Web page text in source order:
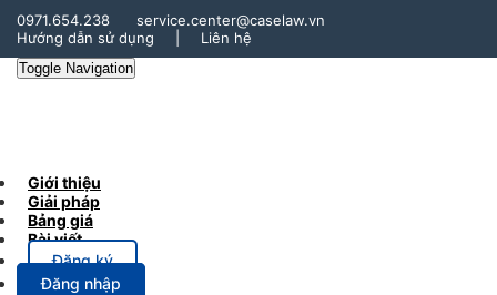
0971.654.238
service.center@caselaw.vn
Hướng dẫn sử dụng
Liên hệ
Toggle Navigation
Giới thiệu
Giải pháp
Bảng giá
Bài viết
Đăng ký
Đăng nhập